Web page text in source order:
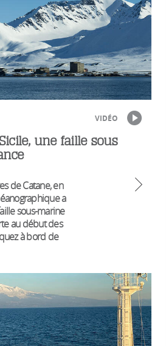
VIDÉO
une faille sous
de Catane, en
a
sous-marine
au début des
à bord de